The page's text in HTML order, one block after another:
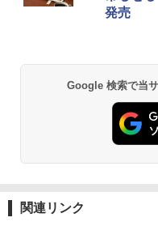
&ハイ
ト プ
人用
ーチ
易 ト
【日本
0ml（
秒）射
付き
関の購
発売
Google 検索で当
関連リンク